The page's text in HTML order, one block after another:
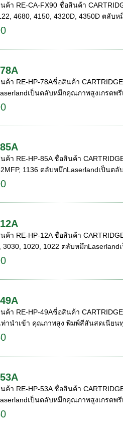
ค้า RE-CA-FX90 ชื่อสินค้า
4680, 4150, 4320D, 4350D ตลับ
ค้า RE-HP-78Aชื่อสินค้า
เป็นตลับหมึกคุณภาพสูงเกรดพ
ค้า RE-HP-85A ชื่อสินค้า
1136 ตลับหมึกLaserlandเป็นต
ค้า RE-HP-12A ชื่อสินค้า
3030, 1020, 1022 ตลับหมึกLaserland
ค้า RE-HP-49Aชื่อสินค้า
ท่านำเข้า คุณภาพสูง พิมพ์สีสันสดเนียน
ค้า RE-HP-53A ชื่อสินค้า
เป็นตลับหมึกคุณภาพสูงเกรดพ